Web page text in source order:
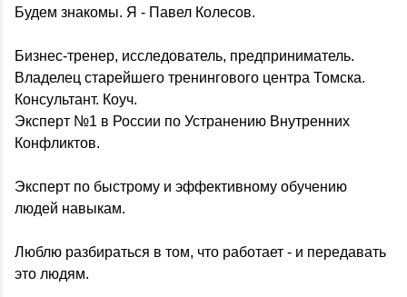
Будем знакомы. Я - Павел Колесов.
Бизнес-тренер, исследователь, предприниматель.
Владелец старейшего тренингового центра Томска.
Консультант. Коуч.
Эксперт №1 в России по Устранению Внутренних
Конфликтов.
Эксперт по быстрому и эффективному обучению
людей навыкам.
Люблю разбираться в том, что работает - и передавать
это людям.